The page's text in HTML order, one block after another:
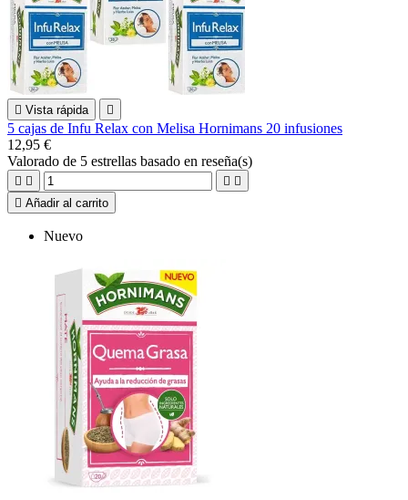
 Vista rápida 
5 cajas de Infu Relax con Melisa Hornimans 20 infusiones
12,95 €
Valorado de 5 estrellas basado en reseña(s)
   
 Añadir al carrito
Nuevo